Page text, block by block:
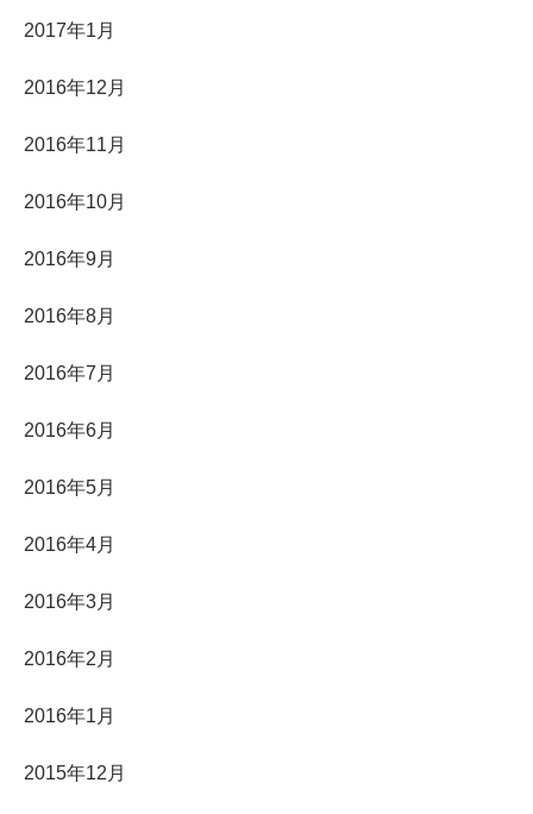
2017年1月
2016年12月
2016年11月
2016年10月
2016年9月
2016年8月
2016年7月
2016年6月
2016年5月
2016年4月
2016年3月
2016年2月
2016年1月
2015年12月